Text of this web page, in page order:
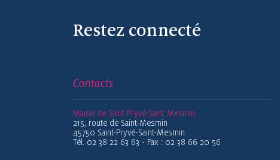
Restez connecté
Contacts
Mairie de Saint Pryvé Saint Mesmin
215, route de Saint-Mesmin
45750 Saint-Pryvé-Saint-Mesmin
Tél. 02 38 22 63 63 - Fax : 02 38 66 20 56